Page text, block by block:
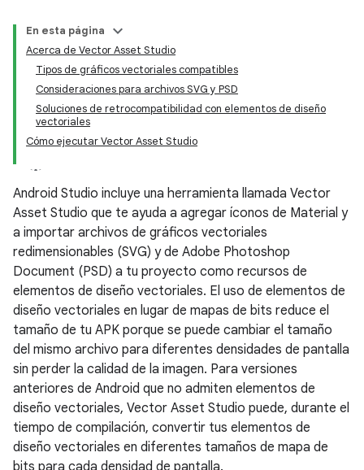
En esta página
Acerca de Vector Asset Studio
Tipos de gráficos vectoriales compatibles
Consideraciones para archivos SVG y PSD
Soluciones de retrocompatibilidad con elementos de diseño
vectoriales
Cómo ejecutar Vector Asset Studio
Android Studio incluye una herramienta llamada Vector
Asset Studio que te ayuda a agregar íconos de Material y
a importar archivos de gráficos vectoriales
redimensionables (SVG) y de Adobe Photoshop
Document (PSD) a tu proyecto como recursos de
elementos de diseño vectoriales. El uso de elementos de
diseño vectoriales en lugar de mapas de bits reduce el
tamaño de tu APK porque se puede cambiar el tamaño
del mismo archivo para diferentes densidades de pantalla
sin perder la calidad de la imagen. Para versiones
anteriores de Android que no admiten elementos de
diseño vectoriales, Vector Asset Studio puede, durante el
tiempo de compilación, convertir tus elementos de
diseño vectoriales en diferentes tamaños de mapa de
bits para cada densidad de pantalla.